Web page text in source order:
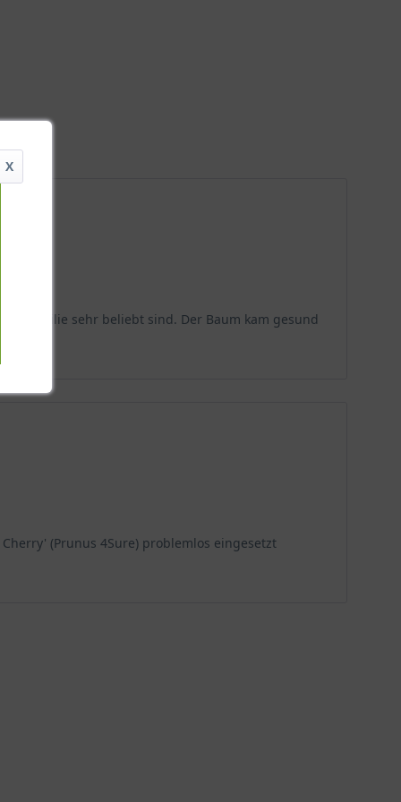
Familie sehr beliebt sind. Der Baum kam gesund
(Prunus 4Sure) problemlos eingesetzt
X